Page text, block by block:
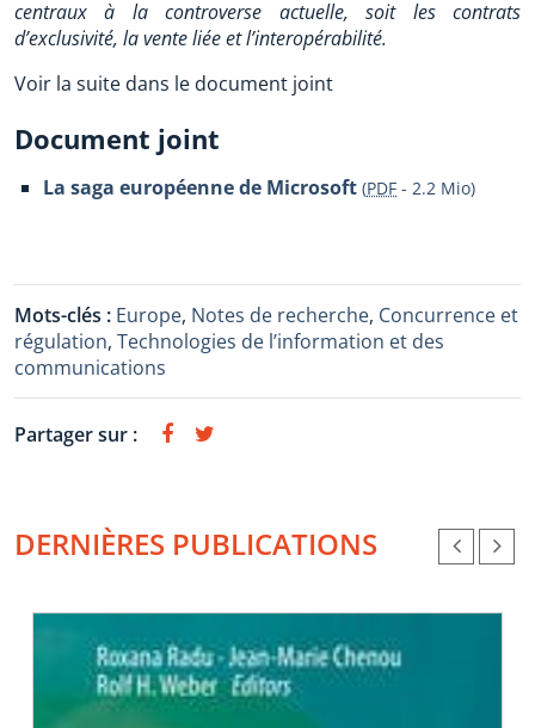
centraux à la controverse actuelle, soit les contrats
d’exclusivité, la vente liée et l’interopérabilité.
Voir la suite dans le document joint
Document joint
La saga européenne de Microsoft (PDF - 2.2 Mio)
Mots-clés : Europe, Notes de recherche, Concurrence et
régulation, Technologies de l’information et des
communications
Partager sur :
DERNIÈRES PUBLICATIONS